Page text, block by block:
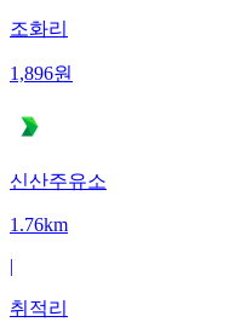
조화리
1,896원
신산주유소
1.76km
|
취적리